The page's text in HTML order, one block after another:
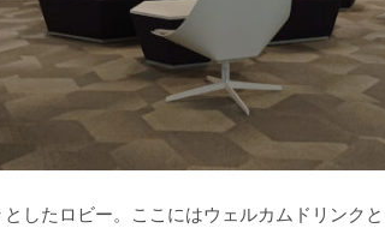
したロビー。ここにはウェルカムドリンク